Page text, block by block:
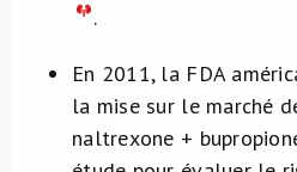
.
En 2011, la FDA
la mise sur le marché
naltrexone +